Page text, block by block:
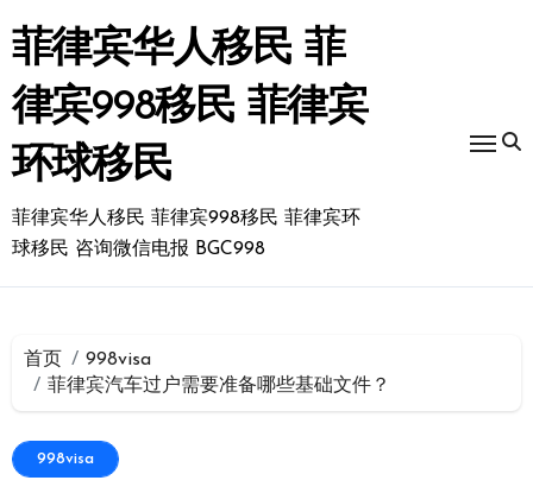
转
到
内
容
菲律宾华人移民 菲
律宾998移民 菲律宾
环球移民
菲律宾华人移民 菲律宾998移民 菲律宾环
球移民 咨询微信电报 BGC998
首页
998visa
菲律宾汽车过户需要准备哪些基础文件？
998visa